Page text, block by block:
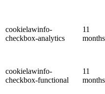
cookielawinfo-
checkbox-analytics
11
months
cookielawinfo-
checkbox-functional
11
months